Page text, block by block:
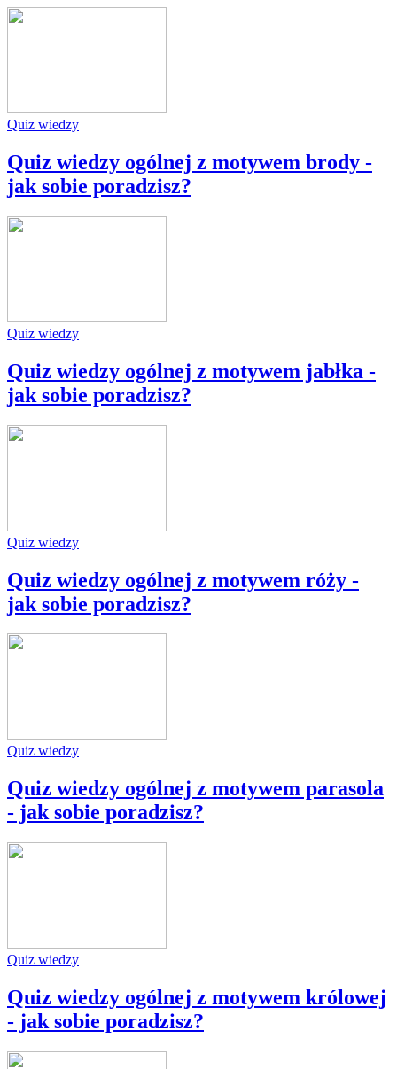
Quiz wiedzy
Quiz wiedzy ogólnej z motywem brody -
jak sobie poradzisz?
Quiz wiedzy
Quiz wiedzy ogólnej z motywem jabłka -
jak sobie poradzisz?
Quiz wiedzy
Quiz wiedzy ogólnej z motywem róży -
jak sobie poradzisz?
Quiz wiedzy
Quiz wiedzy ogólnej z motywem parasola
- jak sobie poradzisz?
Quiz wiedzy
Quiz wiedzy ogólnej z motywem królowej
- jak sobie poradzisz?